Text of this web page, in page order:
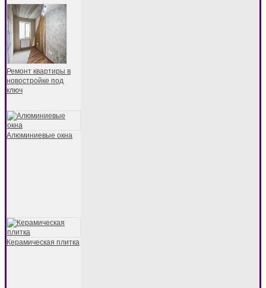
Ремонт квартиры в
новостройке под
ключ
Алюминиевые окна
Керамическая плитка